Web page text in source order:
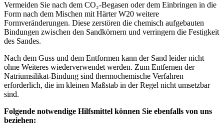
Vermeiden Sie nach dem CO₂-Begasen oder dem Einbringen in die
Form nach dem Mischen mit Härter W20 weitere
Formveränderungen. Diese zerstören die chemisch aufgebauten
Bindungen zwischen den Sandkörnern und verringern die Festigkeit
des Sandes.
Nach dem Guss und dem Entformen kann der Sand leider nicht
ohne Weiteres wiederverwendet werden. Zum Entfernen der
Natriumsilikat-Bindung sind thermochemische Verfahren
erforderlich, die im kleinen Maßstab in der Regel nicht umsetzbar
sind.
Folgende notwendige Hilfsmittel können Sie ebenfalls von uns
beziehen: